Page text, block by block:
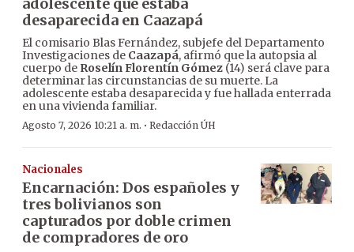
adolescente que estaba
desaparecida en Caazapá
El comisario Blas Fernández, subjefe del Departamento
Investigaciones de Caazapá, afirmó que la autopsia al
cuerpo de Roselín Florentín Gómez (14) será clave para
determinar las circunstancias de su muerte. La
adolescente estaba desaparecida y fue hallada enterrada
en una vivienda familiar.
Agosto 7, 2026 10:21 a. m. · Redacción ÚH
Nacionales
Encarnación: Dos españoles y
tres bolivianos son
capturados por doble crimen
de compradores de oro